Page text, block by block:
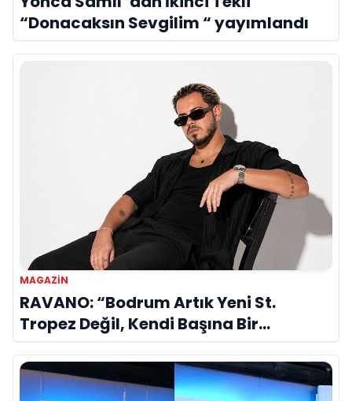
“Donacaksın Sevgilim “ yayımlandı
MAGAZIN
RAVANO: “Bodrum Artık Yeni St.
Tropez Değil, Kendi Başına Bir
Referans”